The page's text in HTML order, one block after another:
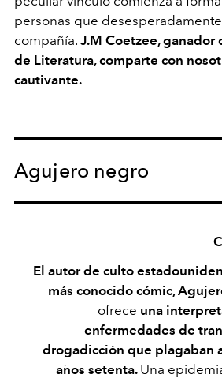
personas que
compañía. J.M Coetzee, ganador
de Literatura, comparte con
cautivante.
Agujero negro
El autor de culto
más conocido cómic,
ofrece una
enfermedades de
drogadicción que plagaban
años setenta. Una